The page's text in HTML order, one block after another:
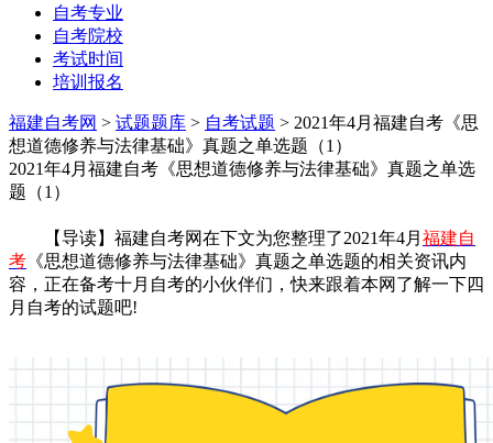
自考专业
自考院校
考试时间
培训报名
福建自考网 > 试题题库 > 自考试题 > 2021年4月福建自考《思
想道德修养与法律基础》真题之单选题（1）
2021年4月福建自考《思想道德修养与法律基础》真题之单选
题（1）
【导读】福建自考网在下文为您整理了2021年4月 福建自
考 《思想道德修养与法律基础》真题之单选题的相关资讯内
容，正在备考十月自考的小伙伴们，快来跟着本网了解一下四
月自考的试题吧!